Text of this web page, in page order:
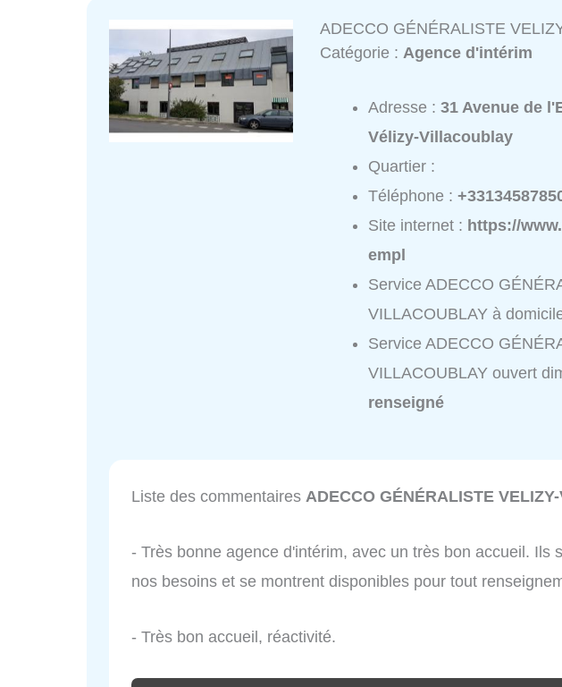
ADECCO GÉNÉRALISTE
Catégorie : Agence d'intérim
Adresse :31 Avenue de
Vélizy-Villacoublay
Quartier :
Téléphone :
Site internet : https://
empl
Service ADECCO
VILLACOUBLAY à
Service ADECCO
VILLACOUBLAY ouvert
renseigné
Liste des commentaires ADECCO GÉNÉRALISTE
- Très bonne agence d'intérim, avec un très bon accueil. Ils
nos besoins et se montrent disponibles pour tout
- Très bon accueil, réactivité.